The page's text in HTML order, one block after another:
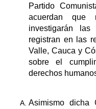
Partido
acuerdan que
investigarán
registran en las
Valle, Cauca y
sobre el
derechos
Asimismo dicha